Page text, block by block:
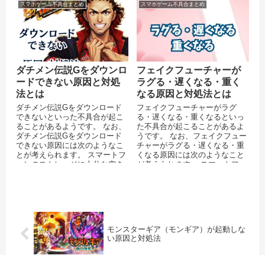
スマホゲーム不具合まとめ
ダチメン伝説Gをダウンロ
ードできない原因と対処
法とは
ダチメン伝説Gをダウンロード
できないといった不具合が起こ
ることがあるようです。 なお、
ダチメン伝説Gをダウンロード
できない原因には次のようなこ
とが考えられます。 スマートフ
ォンのストレージに十分な空き
スマホゲーム不具合まとめ
フェイクフューチャーが
ラグる・遅くなる・重く
なる原因と対処法とは
フェイクフューチャーがラグ
る・遅くなる・重くなるといっ
た不具合が起こることがあるよ
うです。 なお、フェイクフュー
チャーがラグる・遅くなる・重
くなる原因には次のようなこと
が考えられます。 スマートフォ
モンスターギア（モンギア）が起動しな
い原因と対処法